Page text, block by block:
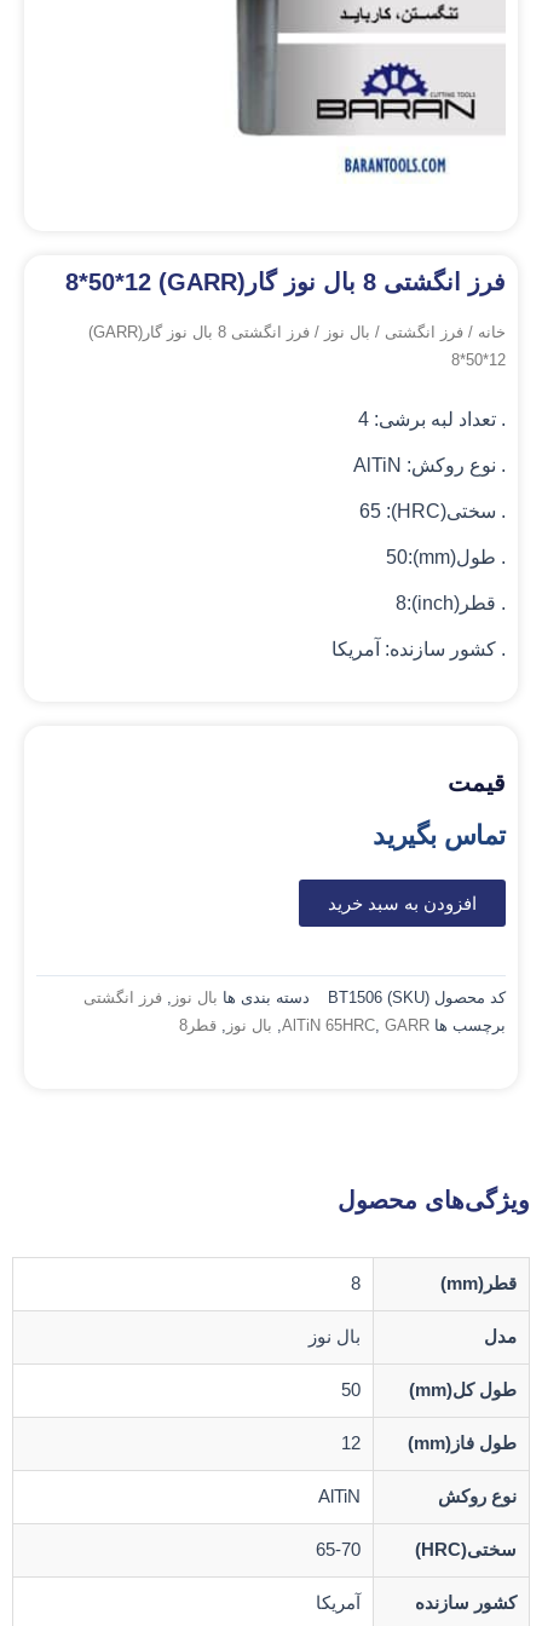
فرز انگشتی 8 بال نوز گار(GARR) 8*50*12
خانه / فرز انگشتی / بال نوز
/ فرز انگشتی 8 بال نوز گار(GARR)
8*50*12
. تعداد لبه برشی: 4
. نوع روکش: AlTiN
. سختی(HRC): 65
. طول(mm):50
. قطر(inch):8
. کشور سازنده: آمریکا
قیمت
تماس بگیرید
افزودن به سبد خرید
کد محصول (SKU) BT1506 دسته بندی ها بال نوز , فرز انگشتی
برچسب ها
AlTiN 65HRC, GARR
, بال نوز , قطر8
ویژگی‌های محصول
قطر(mm) 8
مدل بال نوز
طول کل(mm) 50
طول فاز(mm) 12
نوع روکش AlTiN
سختی(HRC) 65-70
کشور سازنده آمریکا